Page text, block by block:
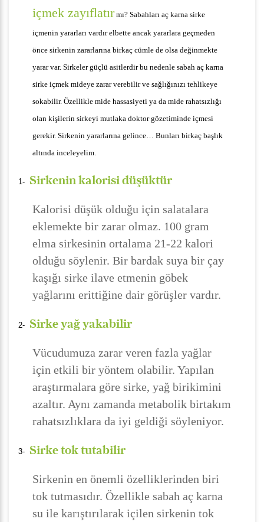
içmek zayıflatırmı? Sabahları aç karna sirke
içmenin yararları vardır elbette ancak yararlara geçmeden
önce sirkenin zararlarına birkaç cümle de olsa değinmekte
yarar var. Sirkeler güçlü asitlerdir bu nedenle sabah aç karna
sirke içmek mideye zarar verebilir ve sağlığınızı tehlikeye
sokabilir. Özellikle mide hassasiyeti ya da mide rahatsızlığı
olan kişilerin sirkeyi mutlaka doktor gözetiminde içmesi
gerekir. Sirkenin yararlarına gelince… Bunları birkaç başlık
altında inceleyelim.
1- Sirkenin kalorisi düşüktür
Kalorisi düşük olduğu için salatalara
eklemekte bir zarar olmaz. 100 gram
elma sirkesinin ortalama 21-22 kalori
olduğu söylenir. Bir bardak suya bir çay
kaşığı sirke ilave etmenin göbek
yağlarını erittiğine dair görüşler vardır.
2- Sirke yağ yakabilir
Vücudumuza zarar veren fazla yağlar
için etkili bir yöntem olabilir. Yapılan
araştırmalara göre sirke, yağ birikimini
azaltır. Aynı zamanda metabolik birtakım
rahatsızlıklara da iyi geldiği söyleniyor.
3- Sirke tok tutabilir
Sirkenin en önemli özelliklerinden biri
tok tutmasıdır. Özellikle sabah aç karna
su ile karıştırılarak içilen sirkenin tok